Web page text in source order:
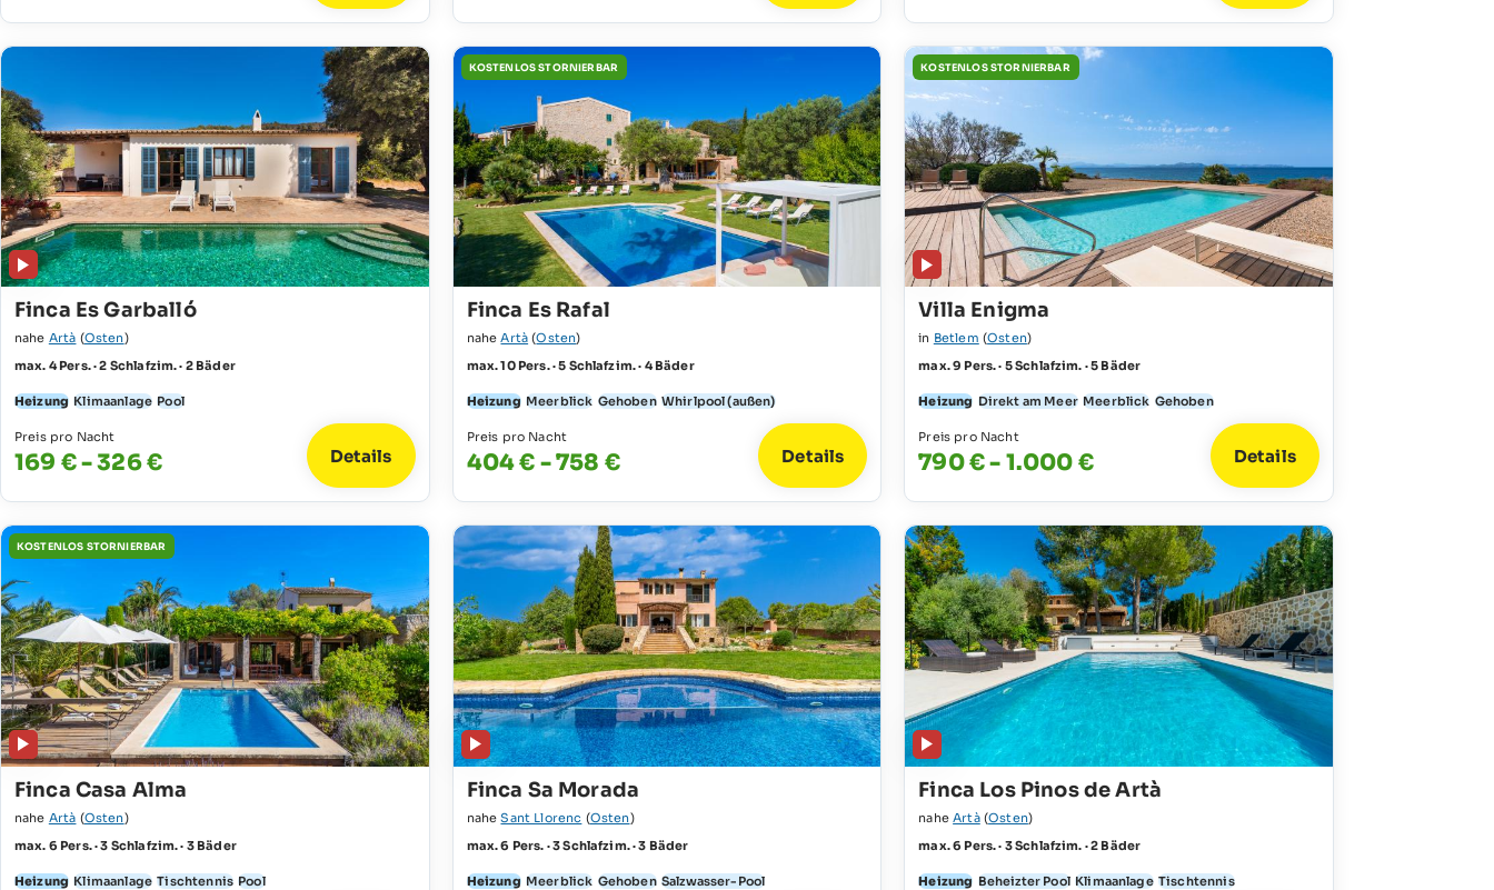
Finca Es Garballó
nahe Artà (Osten)
max. 4 Pers. · 2 Schlafzim. · 2 Bäder
Heizung Klimaanlage Pool
Preis pro Nacht
169 € - 326 € Details
KOSTENLOS STORNIERBAR
Finca Es Rafal
naheArtà (Osten)
max. 10 Pers. · 5 Schlafzim. · 4 Bäder
Heizung Meerblick Gehoben Whirlpool (außen)
Preis pro Nacht
404 € - 758 € Details
KOSTENLOS STORNIERBAR
Villa Enigma
in Betlem (Osten)
max. 9 Pers. · 5 Schlafzim. · 5 Bäder
Heizung Direkt am Meer Meerblick Gehoben
Preis pro Nacht
790 € - 1.000 € Details
KOSTENLOS STORNIERBAR
Finca Casa Alma
nahe Artà (Osten)
max. 6 Pers. · 3 Schlafzim. · 3 Bäder
Heizung Klimaanlage Tischtennis Pool
Finca Sa Morada
naheSant Llorenc (Osten)
max. 6 Pers. · 3 Schlafzim. · 3 Bäder
Heizung Meerblick Gehoben Salzwasser-Pool
Finca Los Pinos de Artà
naheArtà(Osten)
max. 6 Pers. · 3 Schlafzim. · 2 Bäder
Heizung Beheizter Pool Klimaanlage Tischtennis